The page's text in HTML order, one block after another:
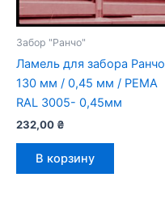
Забор "Ранчо"
Ламель для забора Ранчо
130 мм / 0,45 мм / РЕМА
RAL 3005- 0,45мм
232,00 ₴
В корзину